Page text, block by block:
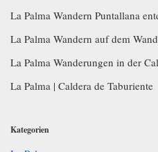
La Palma Wandern Puntallana
La Palma Wandern auf dem
La Palma Wanderungen in der
La Palma | Caldera de Taburiente
Kategorien